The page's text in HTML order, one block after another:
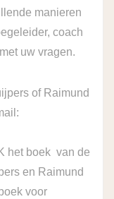
manieren
coach
uw vragen.
of Raimund
het boek van de
en Raimund
voor